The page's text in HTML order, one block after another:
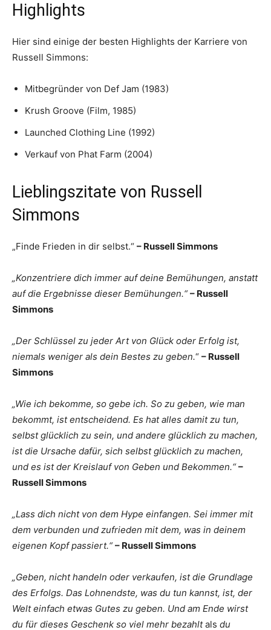
Highlights
Hier sind einige der besten Highlights der Karriere von
Russell Simmons:
Mitbegründer von Def Jam (1983)
Krush Groove (Film, 1985)
Launched Clothing Line (1992)
Verkauf von Phat Farm (2004)
Lieblingszitate von Russell
Simmons
„Finde Frieden in dir selbst.“ – Russell Simmons
„Konzentriere dich immer auf deine Bemühungen, anstatt
auf die Ergebnisse dieser Bemühungen.“ – Russell
Simmons
„Der Schlüssel zu jeder Art von Glück oder Erfolg ist,
niemals weniger als dein Bestes zu geben.“ – Russell
Simmons
„Wie ich bekomme, so gebe ich. So zu geben, wie man
bekommt, ist entscheidend. Es hat alles damit zu tun,
selbst glücklich zu sein, und andere glücklich zu machen,
ist die Ursache dafür, sich selbst glücklich zu machen,
und es ist der Kreislauf von Geben und Bekommen.“ –
Russell Simmons
„Lass dich nicht von dem Hype einfangen. Sei immer mit
dem verbunden und zufrieden mit dem, was in deinem
eigenen Kopf passiert.“ – Russell Simmons
„Geben, nicht handeln oder verkaufen, ist die Grundlage
des Erfolgs. Das Lohnendste, was du tun kannst, ist, der
Welt einfach etwas Gutes zu geben. Und am Ende wirst
du für dieses Geschenk so viel mehr bezahltals du